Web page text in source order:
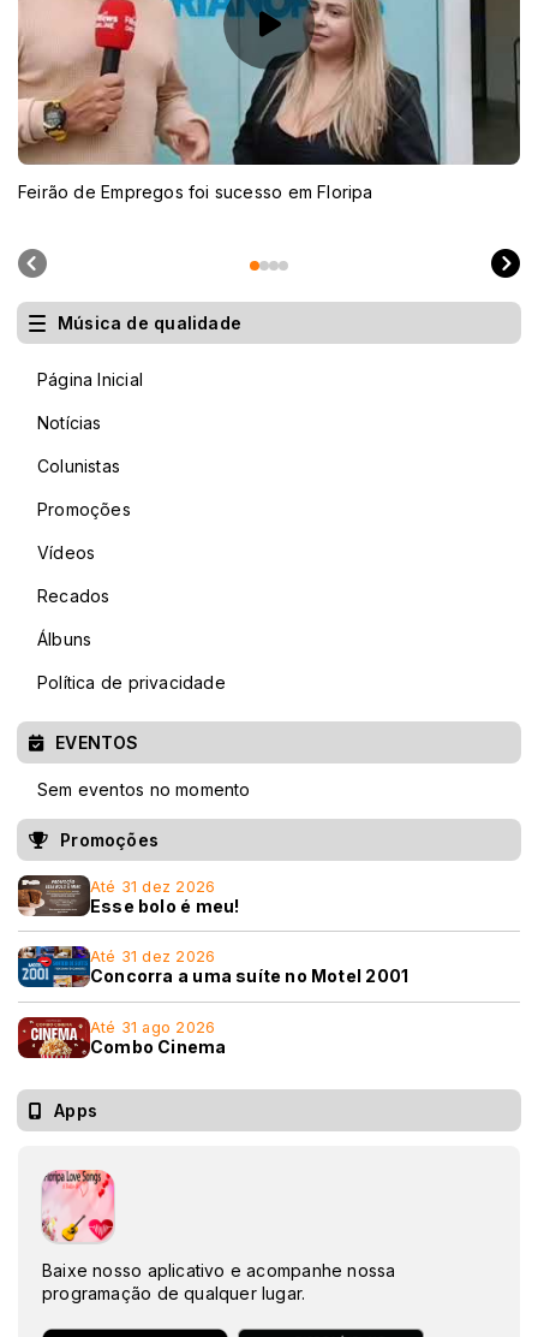
Feirão de Empregos foi sucesso em Floripa
Música de qualidade
Página Inicial
Notícias
Colunistas
Promoções
Vídeos
Recados
Álbuns
Política de privacidade
EVENTOS
Sem eventos no momento
Promoções
Até 31 dez 2026
Esse bolo é meu!
Até 31 dez 2026
Concorra a uma suíte no Motel 2001
Até 31 ago 2026
Combo Cinema
Apps
Baixe nosso aplicativo e acompanhe nossa
programação de qualquer lugar.